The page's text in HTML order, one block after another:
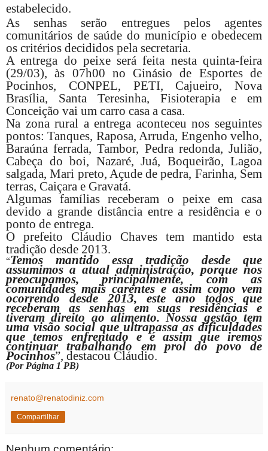
estabelecido.
As senhas serão entregues pelos agentes
comunitários de saúde do município e obedecem
os critérios decididos pela secretaria.
A entrega do peixe será feita nesta quinta-feira
(29/03), às 07h00 no Ginásio de Esportes de
Pocinhos, CONPEL, PETI, Cajueiro, Nova
Brasília, Santa Teresinha, Fisioterapia e em
Conceição vai um carro casa a casa.
Na zona rural a entrega aconteceu nos seguintes
pontos: Tanques, Raposa, Arruda, Engenho velho,
Baraúna ferrada, Tambor, Pedra redonda, Julião,
Cabeça do boi, Nazaré, Juá, Boqueirão, Lagoa
salgada, Mari preto, Açude de pedra, Farinha, Sem
terras, Caiçara e Gravatá.
Algumas famílias receberam o peixe em casa
devido a grande distância entre a residência e o
ponto de entrega.
O prefeito Cláudio Chaves tem mantido esta
tradição desde 2013.
“Temos mantido essa tradição desde que
assumimos a atual administração, porque nos
preocupamos, principalmente, com as
comunidades mais carentes e assim como vem
ocorrendo desde 2013, este ano todos que
receberam as senhas em suas residências e
tiveram direito ao alimento. Nossa gestão tem
uma visão social que ultrapassa as dificuldades
que temos enfrentado e é assim que iremos
continuar trabalhando em prol do povo de
Pocinhos”, destacou Cláudio.
(Por Página 1 PB)
renato@renatodiniz.com
Compartilhar